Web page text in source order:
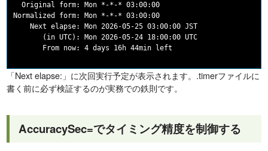
  Original form: Mon *-*-* 03:00:00
Normalized form: Mon *-*-* 03:00:00
    Next elapse: Mon 2026-05-25 03:00:00 JST
       (in UTC): Mon 2026-05-24 18:00:00 UTC
「Next elapse:」に次回実行予定が表示されます。.timerファイルに
書く前に必ず検証するのが実務での鉄則です。
AccuracySec=でタイミング精度を制御する